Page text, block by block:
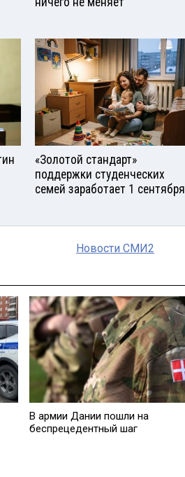
«Золотой стандарт»
поддержки студенческих
семей заработает 1 сентября
Новости СМИ2
В армии Дании пошли на
беспрецедентный шаг